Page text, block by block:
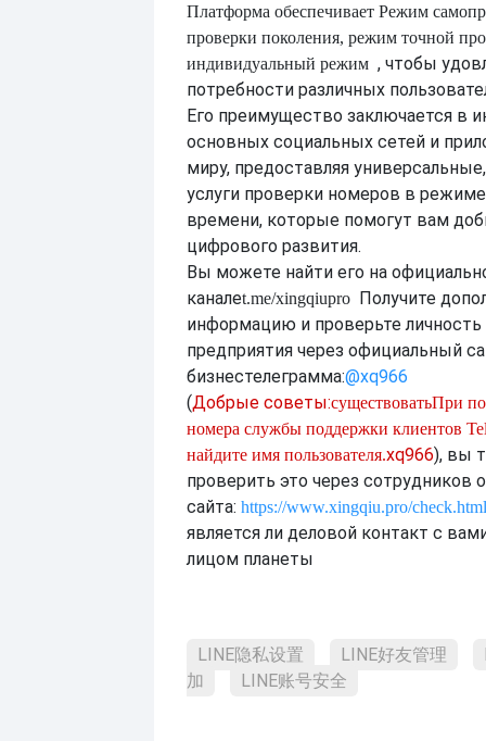
Платформа обеспечивает Режим
проверки поколения, режим точной
индивидуальный режим , чтобы
потребности различных
Его преимущество заключается в
основных социальных сетей и
миру, предоставляя
услуги проверки номеров в
времени, которые помогут вам
цифрового развития.
Вы можете найти его на
каналеt.me/xingqiupro Получите
информацию и проверьте
предприятия через официальный
бизнестелеграмма:@xq966
(Добрые советы:существоватьПри
номера службы поддержки клиентов
найдите имя пользователя.xq966), вы
проверить это через сотрудников
сайта: https://www.xingqiu.pro/check.html
является ли деловой контакт с
лицом планеты
LINE隐私设置 LINE好友管理
加
LINE账号安全